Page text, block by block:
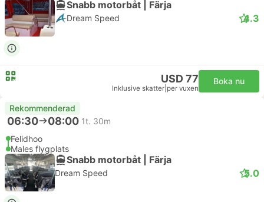
Snabb motorbåt | Färja
Dream Speed 4.3
USD 77
Inklusive skatter per vuxen
Boka nu
Rekommenderad
06:30 08:00 1t. 30m
Felidhoo
Males flygplats
Snabb motorbåt | Färja
Dream Speed 5.0